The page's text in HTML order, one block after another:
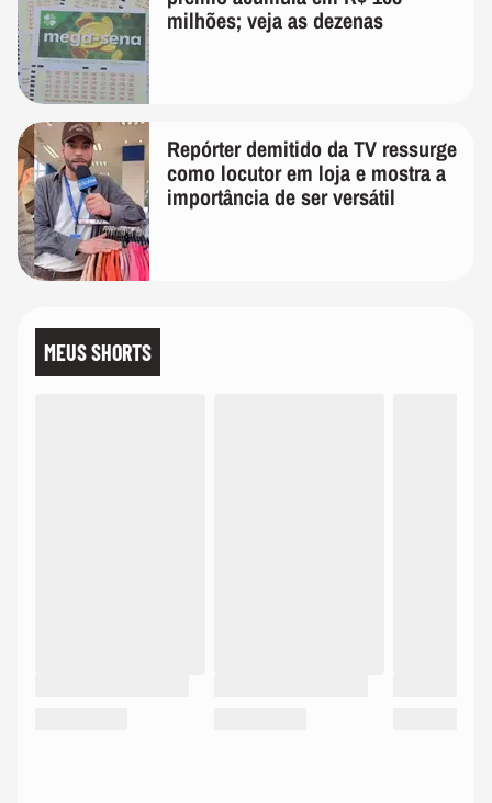
milhões; veja as dezenas
Repórter demitido da TV ressurge
como locutor em loja e mostra a
importância de ser versátil
MEUS SHORTS